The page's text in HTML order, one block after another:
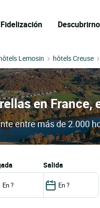
Fidelización
Lemosin hôtels Creuse
en France,
entre más de 2.000
salida